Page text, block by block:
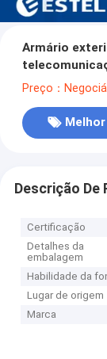
Armário
Preço：
Descrição De
Certificação
Detalhes da
embalagem
Habilidade da
Lugar de origem
Marca